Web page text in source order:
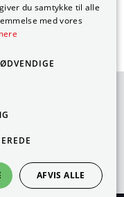
du samtykke til alle
med vores
AFVIS ALLE